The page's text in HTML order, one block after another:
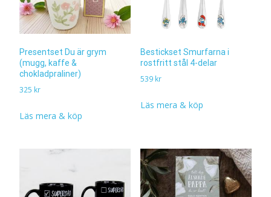
Presentset Du är grym
(mugg, kaffe &
chokladpraliner)
325 kr
Läs mera & köp
Bestickset Smurfarna i
rostfritt stål 4-delar
539 kr
Läs mera & köp